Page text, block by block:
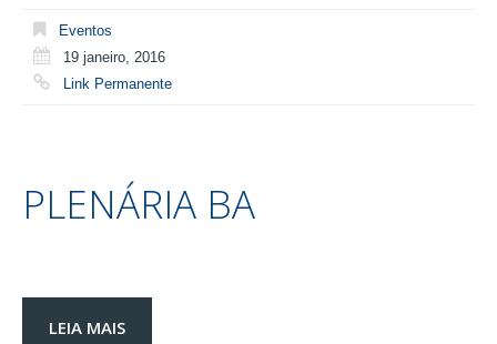
Eventos
19 janeiro, 2016
Link Permanente
PLENÁRIA BA
LEIA MAIS